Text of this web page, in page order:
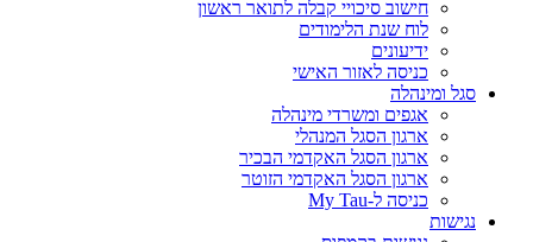
חישוב סיכויי קבלה לתואר ראשון
לוח שנת הלימודים
ידיעונים
כניסה לאזור האישי
סגל ומינהלה
אגפים ומשרדי מינהלה
ארגון הסגל המנהלי
ארגון הסגל האקדמי הבכיר
ארגון הסגל האקדמי הזוטר
כניסה ל-My Tau
נגישות